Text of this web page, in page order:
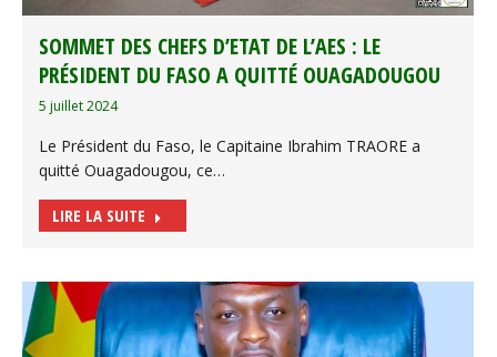
SOMMET DES CHEFS D’ETAT DE L’AES : LE
PRÉSIDENT DU FASO A QUITTÉ OUAGADOUGOU
5 juillet 2024
Le Président du Faso, le Capitaine Ibrahim TRAORE a
quitté Ouagadougou, ce…
LIRE LA SUITE